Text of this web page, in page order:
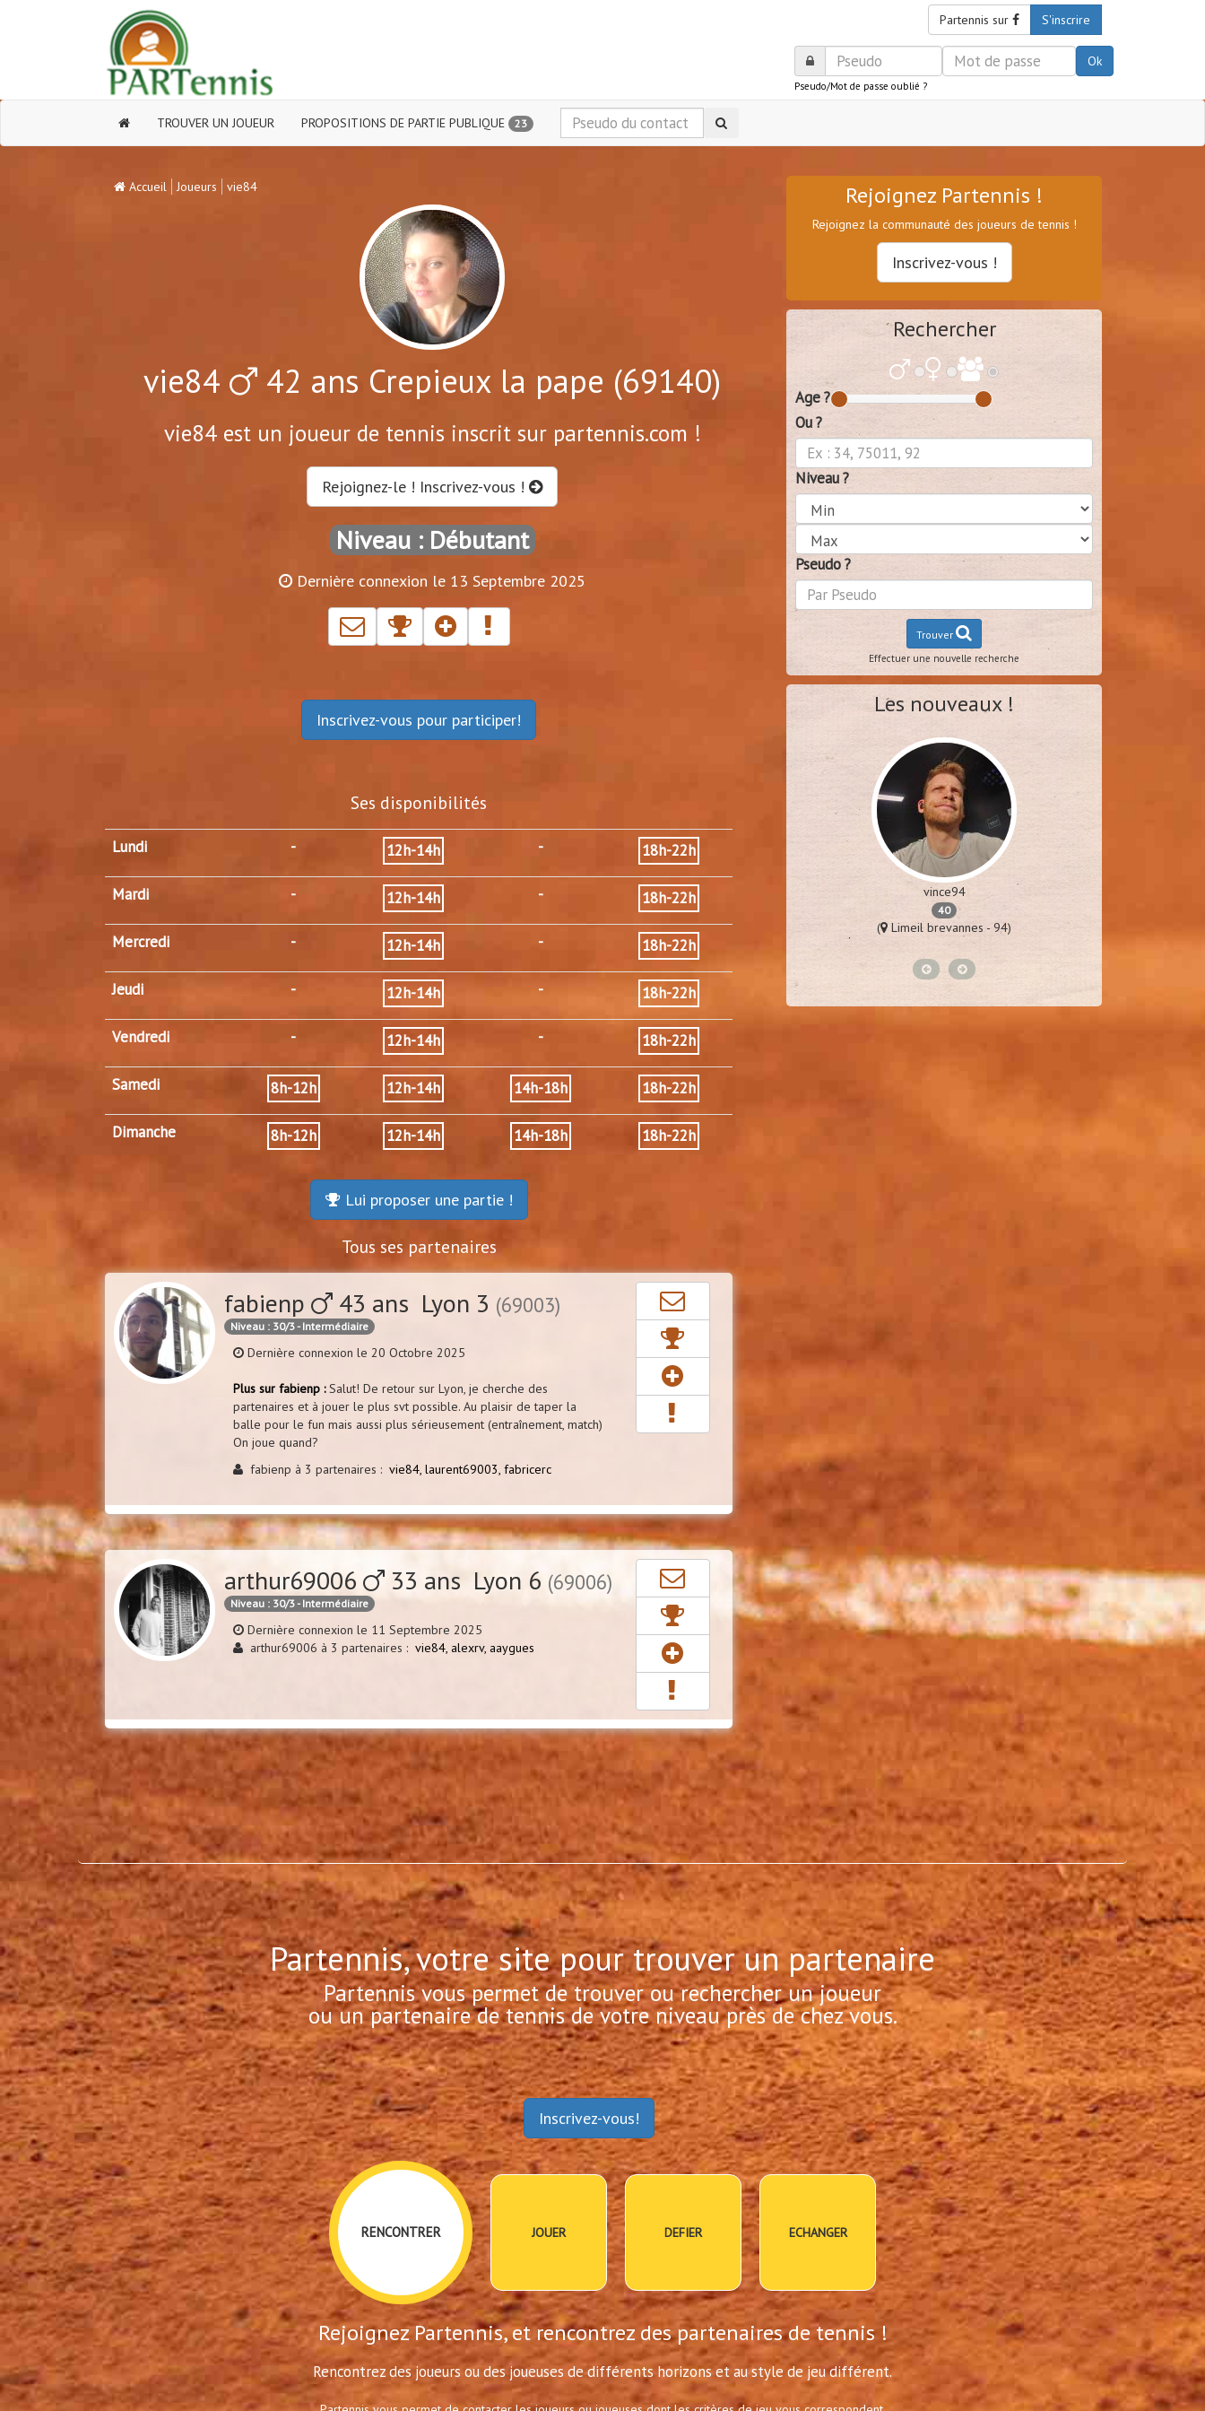
Partennis sur S'inscrire
Ok
Pseudo/Mot de passe oublié ?
TROUVER UN JOUEUR PROPOSITIONS DE PARTIE PUBLIQUE 23
Accueil Joueurs vie84
vie84 42 ans Crepieux la pape (69140)
vie84 est un joueur de tennis inscrit sur partennis.com !
Rejoignez-le ! Inscrivez-vous !
Niveau : Débutant
Dernière connexion le 13 Septembre 2025
Inscrivez-vous pour participer!
Ses disponibilités
Lundi - 12h-14h - 18h-22h
Mardi - 12h-14h - 18h-22h
Mercredi - 12h-14h - 18h-22h
Jeudi - 12h-14h - 18h-22h
Vendredi - 12h-14h - 18h-22h
Samedi 8h-12h 12h-14h 14h-18h 18h-22h
Dimanche 8h-12h 12h-14h 14h-18h 18h-22h
Lui proposer une partie !
Tous ses partenaires
fabienp 43 ans Lyon 3 (69003)
Niveau : 30/3 - Intermédiaire
Dernière connexion le 20 Octobre 2025
Plus sur fabienp :Salut! De retour sur Lyon, je cherche des
partenaires et à jouer le plus svt possible. Au plaisir de taper la
balle pour le fun mais aussi plus sérieusement (entraînement, match)
On joue quand?
fabienp à 3 partenaires :vie84,laurent69003,fabricerc
arthur69006 33 ans Lyon 6 (69006)
Niveau : 30/3 - Intermédiaire
Dernière connexion le 11 Septembre 2025
arthur69006 à 3 partenaires :vie84, alexrv, aaygues
Rejoignez Partennis !
Rejoignez la communauté des joueurs de tennis !
Inscrivez-vous !
Rechercher
Age ?
Ou ?
Niveau ?
Pseudo ?
Trouver
Effectuer une nouvelle recherche
Les nouveaux !
cel92
30/3
( Vanves - 92)
vince94
40
( Limeil brevannes - 94)
Partennis, votre site pour trouver un partenaire
Partennis vous permet de trouver ou rechercher un joueur
ou un partenaire de tennis de votre niveau près de chez vous.
Inscrivez-vous!
RENCONTRER JOUER DEFIER ECHANGER
Rejoignez Partennis, et rencontrez des partenaires de tennis !
Rencontrez des joueurs ou des joueuses de différents horizons et au style de jeu différent.